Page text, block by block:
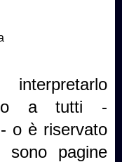
a tutti -
o è riservato
sono pagine